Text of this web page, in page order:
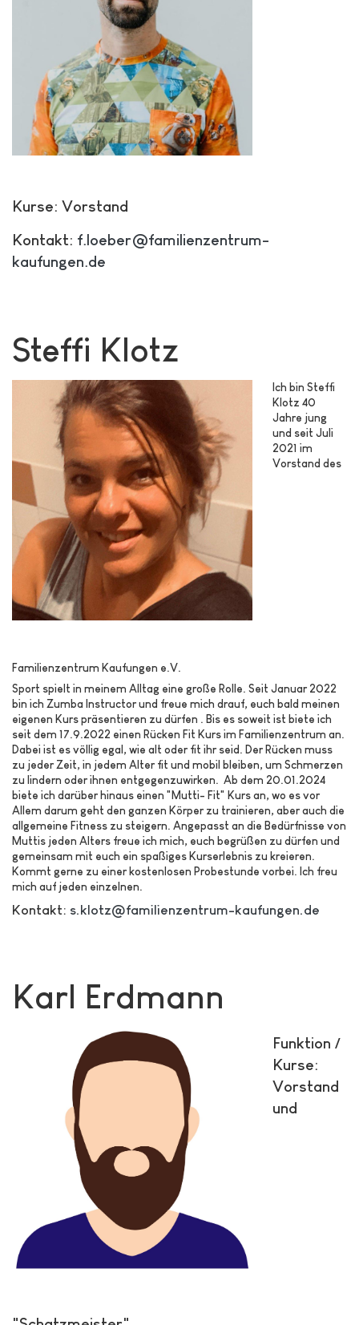
Kurse: Vorstand
Kontakt: f.loeber@familienzentrum-
kaufungen.de
Steffi Klotz
Ich bin Steffi
Klotz 40
Jahre jung
und seit Juli
2021 im
Vorstand des
Familienzentrum Kaufungen e.V.
Sport spielt in meinem Alltag eine große Rolle. Seit Januar 2022
bin ich Zumba Instructor und freue mich drauf, euch bald meinen
eigenen Kurs präsentieren zu dürfen . Bis es soweit ist biete ich
seit dem 17.9.2022 einen Rücken Fit Kurs im Familienzentrum an.
Dabei ist es völlig egal, wie alt oder fit ihr seid. Der Rücken muss
zu jeder Zeit, in jedem Alter fit und mobil bleiben, um Schmerzen
zu lindern oder ihnen entgegenzuwirken. Ab dem 20.01.2024
biete ich darüber hinaus einen "Mutti- Fit" Kurs an, wo es vor
Allem darum geht den ganzen Körper zu trainieren, aber auch die
allgemeine Fitness zu steigern. Angepasst an die Bedürfnisse von
Muttis jeden Alters freue ich mich, euch begrüßen zu dürfen und
gemeinsam mit euch ein spaßiges Kurserlebnis zu kreieren.
Kommt gerne zu einer kostenlosen Probestunde vorbei. Ich freu
mich auf jeden einzelnen.
Kontakt: s.klotz@familienzentrum-kaufungen.de
Karl Erdmann
Funktion /
Kurse:
Vorstand
und